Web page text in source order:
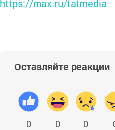
https://max.ru/tatmedia
Оставляйте реакции
0 0 0